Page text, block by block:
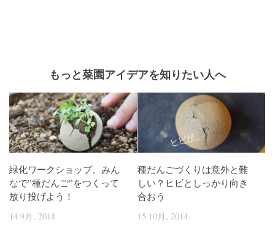
もっと菜園アイデアを知りたい人へ
緑化ワークショップ。みん
なで”種だんご”をつくって
放り投げよう！
14 9月, 2014
種だんごづくりは意外と難
しい？ヒビとしっかり向き
合おう
15 10月, 2014